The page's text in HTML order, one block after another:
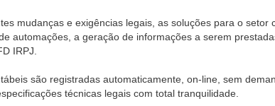
mudanças e exigências legais, as soluções para o setor
automações, a geração de informações a serem
IRPJ.
são registradas automaticamente, on-line, sem
técnicas legais com total tranquilidade.